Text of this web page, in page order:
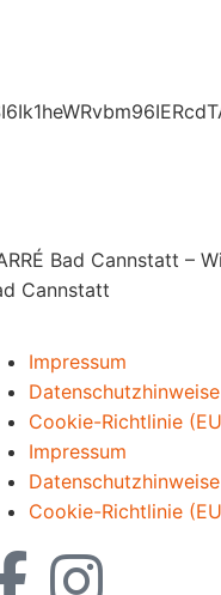
Bad Cannstatt –
Cannstatt
Impressum
Datenschutzhinweise
Cookie-Richtlinie
Impressum
Datenschutzhinweise
Cookie-Richtlinie